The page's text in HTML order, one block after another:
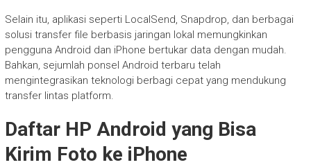
Selain itu, aplikasi seperti LocalSend, Snapdrop, dan berbagai
solusi transfer file berbasis jaringan lokal memungkinkan
pengguna Android dan iPhone bertukar data dengan mudah.
Bahkan, sejumlah ponsel Android terbaru telah
mengintegrasikan teknologi berbagi cepat yang mendukung
transfer lintas platform.
Daftar HP Android yang Bisa
Kirim Foto ke iPhone